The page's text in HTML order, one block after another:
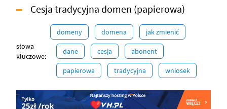
Cesja tradycyjna domen (papierowa)
słowa
kluczowe:
domeny domena jak zmienić
dane cesja abonent
papierowa tradycyjna wniosek